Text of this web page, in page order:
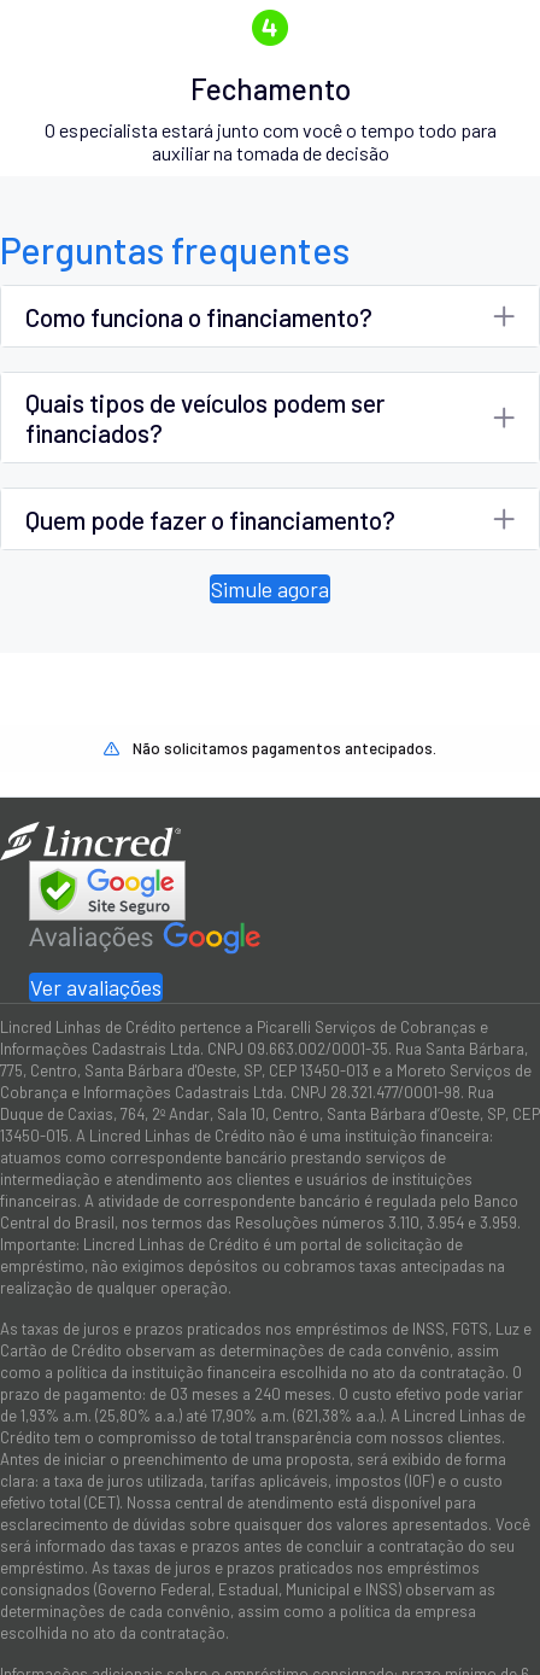
Fechamento
O especialista estará junto com você o tempo todo para
auxiliar na tomada de decisão
Perguntas frequentes
Como funciona o financiamento?
Quais tipos de veículos podem ser
financiados?
Quem pode fazer o financiamento?
Simule agora
Não solicitamos pagamentos antecipados.
Ver avaliações
Lincred Linhas de Crédito pertence a Picarelli Serviços de Cobranças e
Informações Cadastrais Ltda. CNPJ 09.663.002/0001-35. Rua Santa Bárbara,
775, Centro, Santa Bárbara d'Oeste, SP, CEP 13450-013 e a Moreto Serviços de
Cobrança e Informações Cadastrais Ltda. CNPJ 28.321.477/0001-98. Rua
Duque de Caxias, 764, 2º Andar, Sala 10, Centro, Santa Bárbara d’Oeste, SP, CEP
13450-015. A Lincred Linhas de Crédito não é uma instituição financeira:
atuamos como correspondente bancário prestando serviços de
intermediação e atendimento aos clientes e usuários de instituições
financeiras. A atividade de correspondente bancário é regulada pelo Banco
Central do Brasil, nos termos das Resoluções números 3.110, 3.954 e 3.959.
Importante: Lincred Linhas de Crédito é um portal de solicitação de
empréstimo, não exigimos depósitos ou cobramos taxas antecipadas na
realização de qualquer operação.
As taxas de juros e prazos praticados nos empréstimos de INSS, FGTS, Luz e
Cartão de Crédito observam as determinações de cada convênio, assim
como a política da instituição financeira escolhida no ato da contratação. O
prazo de pagamento: de 03 meses a 240 meses. O custo efetivo pode variar
de 1,93% a.m. (25,80% a.a.) até 17,90% a.m. (621,38% a.a.). A Lincred Linhas de
Crédito tem o compromisso de total transparência com nossos clientes.
Antes de iniciar o preenchimento de uma proposta, será exibido de forma
clara: a taxa de juros utilizada, tarifas aplicáveis, impostos (IOF) e o custo
efetivo total (CET). Nossa central de atendimento está disponível para
esclarecimento de dúvidas sobre quaisquer dos valores apresentados. Você
será informado das taxas e prazos antes de concluir a contratação do seu
empréstimo. As taxas de juros e prazos praticados nos empréstimos
consignados (Governo Federal, Estadual, Municipal e INSS) observam as
determinações de cada convênio, assim como a política da empresa
escolhida no ato da contratação.